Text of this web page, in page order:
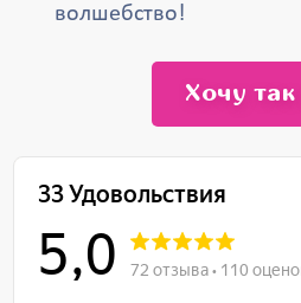
волшебство!
Хочу